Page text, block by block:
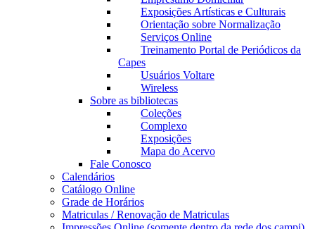
Exposições Artísticas e Culturais
Orientação sobre Normalização
Serviços Online
Treinamento Portal de Periódicos da
Capes
Usuários Voltare
Wireless
Sobre as bibliotecas
Coleções
Complexo
Exposições
Mapa do Acervo
Fale Conosco
Calendários
Catálogo Online
Grade de Horários
Matriculas / Renovação de Matriculas